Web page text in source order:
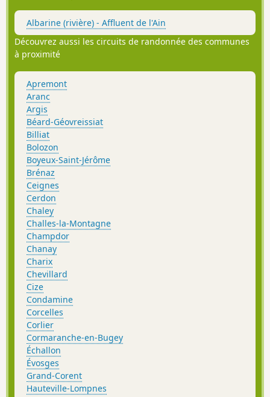
Albarine (rivière) - Affluent de l'Ain
Découvrez aussi les circuits de randonnée des communes
à proximité
Apremont
Aranc
Argis
Béard-Géovreissiat
Billiat
Bolozon
Boyeux-Saint-Jérôme
Brénaz
Ceignes
Cerdon
Chaley
Challes-la-Montagne
Champdor
Chanay
Charix
Chevillard
Cize
Condamine
Corcelles
Corlier
Cormaranche-en-Bugey
Échallon
Évosges
Grand-Corent
Hauteville-Lompnes